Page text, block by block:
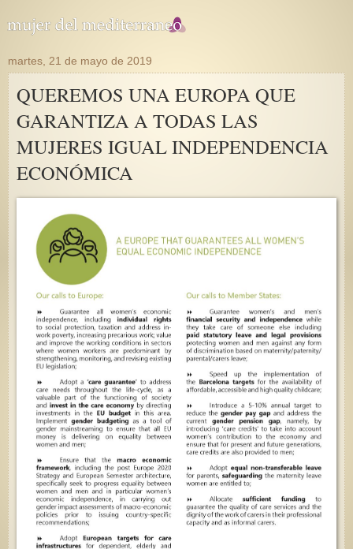
martes, 21 de mayo de 2019
QUEREMOS UNA EUROPA QUE
GARANTIZA A TODAS LAS
MUJERES IGUAL INDEPENDENCIA
ECONÓMICA